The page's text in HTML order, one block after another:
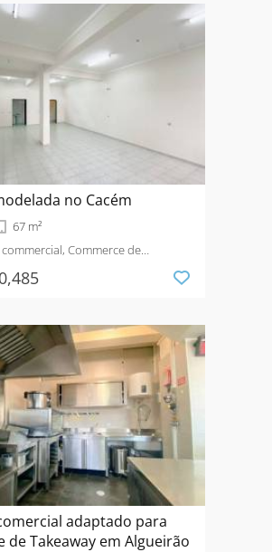
no Cacém
67 m²
Commerce de
adaptado para
de Takeaway em Algueirão